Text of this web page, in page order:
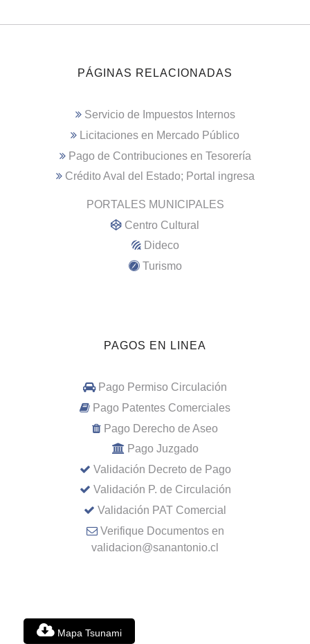
PÁGINAS RELACIONADAS
Servicio de Impuestos Internos
Licitaciones en Mercado Público
Pago de Contribuciones en Tesorería
Crédito Aval del Estado; Portal ingresa
PORTALES MUNICIPALES
Centro Cultural
Dideco
Turismo
PAGOS EN LINEA
Pago Permiso Circulación
Pago Patentes Comerciales
Pago Derecho de Aseo
Pago Juzgado
Validación Decreto de Pago
Validación P. de Circulación
Validación PAT Comercial
Verifique Documentos en
validacion@sanantonio.cl
Mapa Tsunami